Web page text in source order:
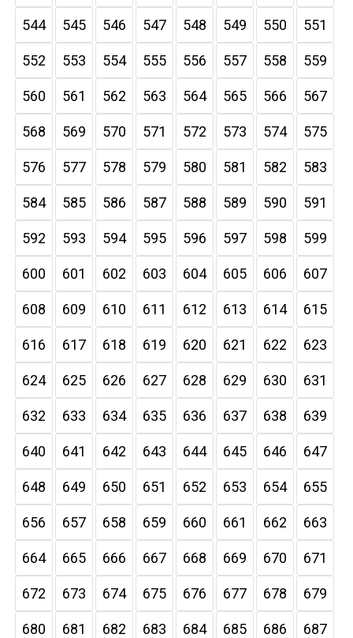
544 545 546 547 548 549 550 551
552 553 554 555 556 557 558 559
560 561 562 563 564 565 566 567
568 569 570 571 572 573 574 575
576 577 578 579 580 581 582 583
584 585 586 587 588 589 590 591
592 593 594 595 596 597 598 599
600 601 602 603 604 605 606 607
608 609 610 611 612 613 614 615
616 617 618 619 620 621 622 623
624 625 626 627 628 629 630 631
632 633 634 635 636 637 638 639
640 641 642 643 644 645 646 647
648 649 650 651 652 653 654 655
656 657 658 659 660 661 662 663
664 665 666 667 668 669 670 671
672 673 674 675 676 677 678 679
680 681 682 683 684 685 686 687